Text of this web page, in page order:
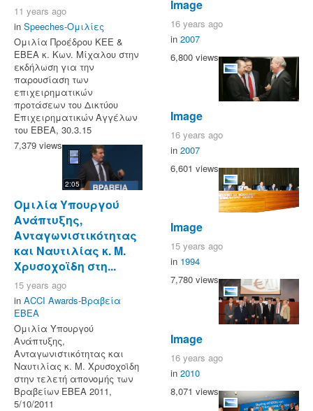
11 years ago
in Speeches-Ομιλίες
Ομιλία Προέδρου ΚΕΕ &
ΕΒΕΑ κ. Κων. Μίχαλου στην
εκδήλωση για την
παρουσίαση των
επιχειρηματικών
προτάσεων του Δικτύου
Επιχειρηματικών Αγγέλων
του ΕΒΕΑ, 30.3.15
7,379 views
2:05
Ομιλία Υπουργού
Ανάπτυξης,
Ανταγωνιστικότητας
και Ναυτιλίας κ. Μ.
Χρυσοχοϊδη στη...
15 years ago
in ACCI Awards-Βραβεία
ΕΒΕΑ
Ομιλία Υπουργού
Ανάπτυξης,
Ανταγωνιστικότητας και
Ναυτιλίας κ. Μ. Χρυσοχοϊδη
στην τελετή απονομής των
Βραβείων ΕΒΕΑ 2011,
5/10/2011
Image
16 years ago
in 2007
6,800 views
Image
16 years ago
in 2007
6,601 views
Image
15 years ago
in 1994
7,780 views
Image
16 years ago
in 2010
8,071 views